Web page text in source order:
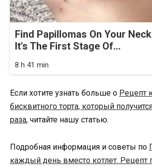
Find Papillomas On Your
It's The First Stage Of...
8 h 41 min
Если хотите узнать больше о Рецепт
бисквитного торта, который
раза, читайте нашу статью.
Подробная информация и советы по
каждый день вместо котлет. Рецепт